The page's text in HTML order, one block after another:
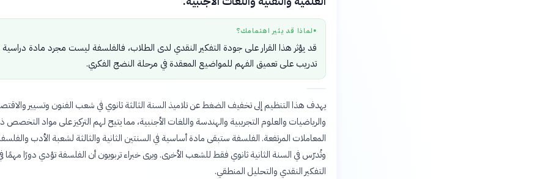
● لماذا قد يثير اهتمامك؟
قد يؤثر هذا القرار على جودة التفكير النقدي لدى الطلاب، فالفلسفة ليست مجرد مادة
تدريب على تعميق الفهم للمواضيع المعقدة في مرحلة النضج الفكري.
يهدف هذا التنظيم إلى تخفيف الضغط عن تلاميذ السنة الثالثة ثانوي في شعب الفنون وتسيير
والرياضيات والعلوم التجريبية والهندسة واللغات الأجنبية، مما يتيح لهم التركيز على مواد التخصص
المعاملات المرتفعة. الفلسفة ستبقى مادة أساسية في السنتين الثانية والثالثة لشعبة الأدب
وتُدرّس في السنة الثانية ثانوي فقط للشعب الأخرى. ويرى خبراء تربويون أن الفلسفة تؤدي دورًا مهمًا
التفكير النقدي والتحليل المنطقي.